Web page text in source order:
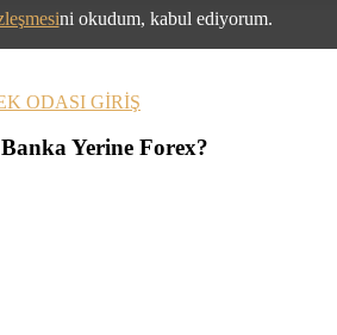
ni okudum, kabul ediyorum.
ODASI GİRİŞ
Yerine Forex?